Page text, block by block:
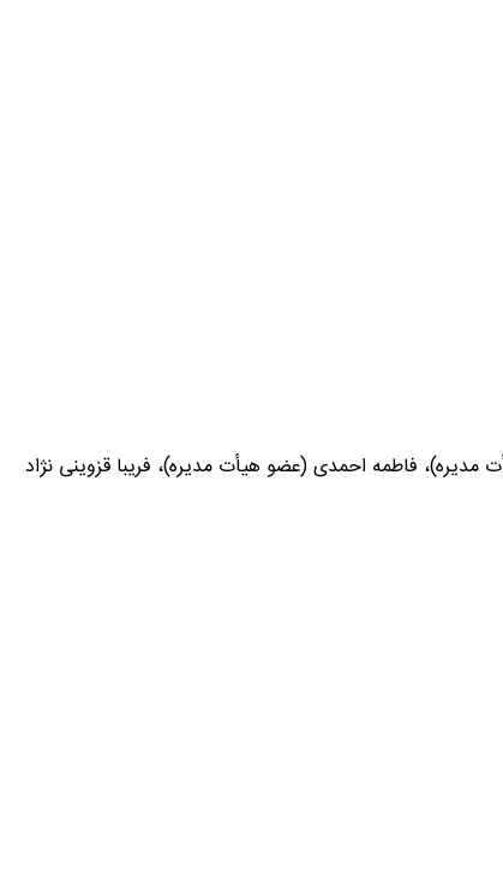
فاطمه احمدی (عضو هیأت مدیره)، فریبا قزوینی نژاد